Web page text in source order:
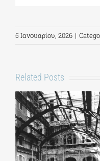
5 Ιανουαρίου, 2026 |
Related Posts